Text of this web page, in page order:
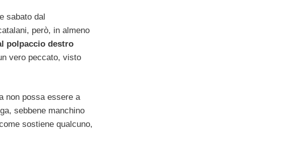
sabato dal
però, in almeno
polpaccio destro
vero peccato, visto
non possa essere a
sebbene manchino
sostiene qualcuno,